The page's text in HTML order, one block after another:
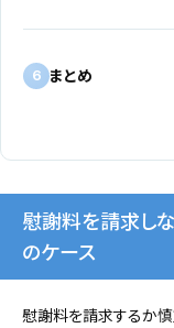
6 まとめ
慰謝料を請求し
のケース
慰謝料を請求するか慎